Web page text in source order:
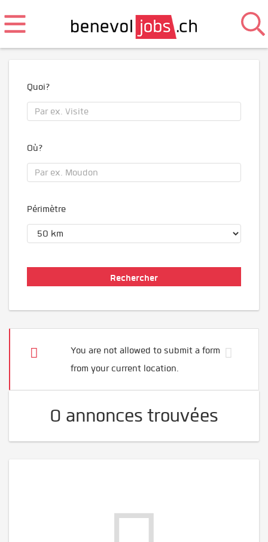
Quoi?
Où?
Périmètre
You are not allowed to submit a form
from your current location.
0 annonces trouvées